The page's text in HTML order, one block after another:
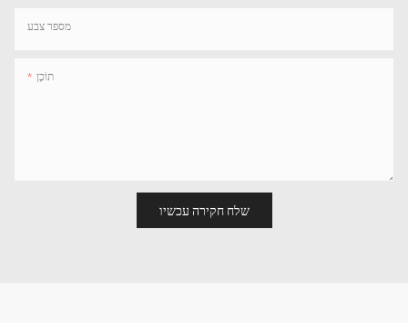
מספר צבע
תוֹכֶן
שלח חקירה עכשיו